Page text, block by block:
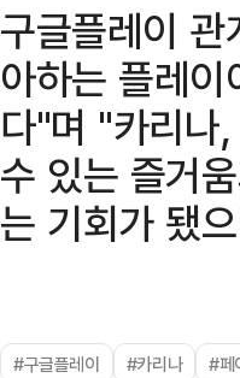
구글플레이
아하는 플레
다"며 "카리나
수 있는 즐거
는 기회가 됐
#구글플레이 #카리나 #페